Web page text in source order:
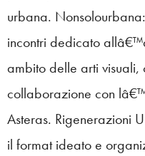
urbana.
incontri dedicato
ambito delle arti
collaborazione con
Asteras. Rigenerazioni
il format ideato e